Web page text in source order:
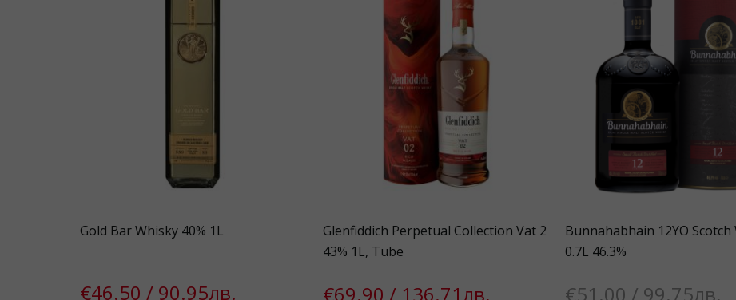
Gold Bar Whisky 40% 1L
€46.50 / 90.95лв.
Glenfiddich Perpetual Collection Vat 2
43% 1L, Tube
€69.90 / 136.71лв.
Bunnahabhain 12YO Scotch
0.7L 46.3%
€51.00 / 99.75лв.